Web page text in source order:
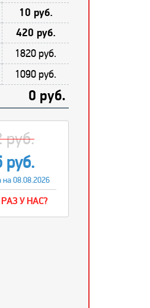
10 руб.
420 руб.
1820 руб.
1090 руб.
0 руб.
руб.
руб.
на 08.08.2026
У НАС?